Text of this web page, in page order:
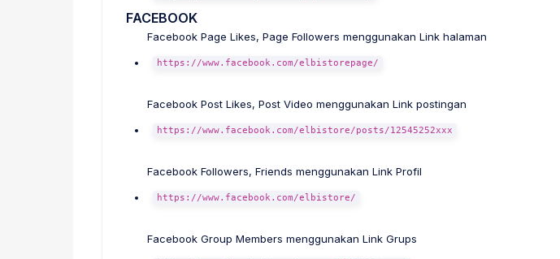
FACEBOOK
Facebook Page Likes, Page Followers menggunakan Link halaman
https://www.facebook.com/elbistorepage/
Facebook Post Likes, Post Video menggunakan Link postingan
https://www.facebook.com/elbistore/posts/12545252xxx
Facebook Followers, Friends menggunakan Link Profil
https://www.facebook.com/elbistore/
Facebook Group Members menggunakan Link Grups